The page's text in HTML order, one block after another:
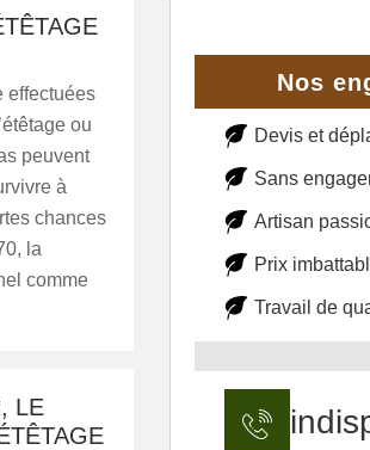
effectuées
ou
peuvent
à
chances
la
comme
LE
Nos
Devis et
Sans
Artisan
Prix
Travail de